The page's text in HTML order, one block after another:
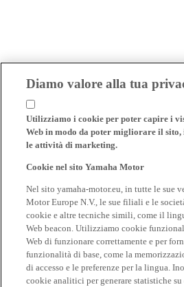
Diamo valore alla tua
Utilizziamo i cookie per poter capire i
Web in modo da poter migliorare il
le attività di marketing.
Cookie nel sito Yamaha Motor
Nel sito yamaha-motor.eu, in tutte le sue
Motor Europe N.V., le sue filiali e le
cookie e altre tecniche simili, come il
Web beacon. Utilizziamo cookie
Web di funzionare correttamente e per
funzionalità di base, come la
di accesso e le preferenze per la lingua.
cookie analitici per generare statistiche